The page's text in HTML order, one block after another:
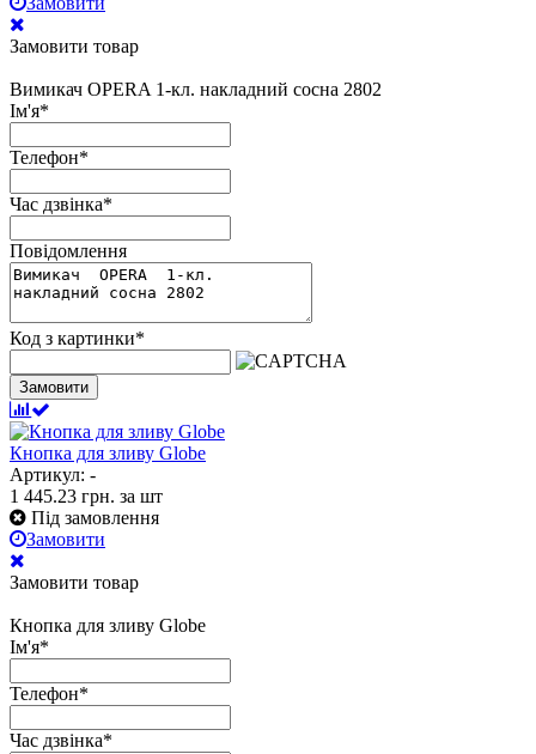
Замовити товар
Вимикач OPERA 1-кл. накладний сосна 2802
Ім'я*
Телефон*
Час дзвінка*
Повідомлення
Код з картинки*
Замовити
Кнопка для зливу Globe
Артикул: -
1 445.23 грн. за шт
Під замовлення
Замовити
Замовити товар
Кнопка для зливу Globe
Ім'я*
Телефон*
Час дзвінка*